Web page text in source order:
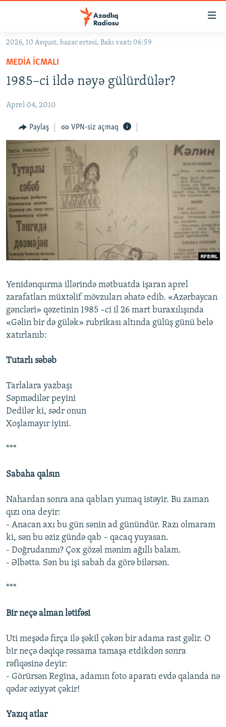
Əsas
qayıt
Əsas
qayıt
GÜNDƏM
#ƏSLINDƏ
FƏRQƏ BAX
QANUNI DOĞRU
ARAŞDIRMA
MULTIMEDIA
VIDEO
FOTOQALEREYA
İNFOQRAFIKA
KARIKATURA
RADIO ARXIV
OXU ZALI
AZƏRBAYCAN ƏDƏBIYYATI KITABXANASI
İSLAM VƏ DEMOKRATIYA
HAQQIMIZDA
MISSIYAMIZ
PEŞƏ ETIKASI VƏ JURNALISTIKA STANDARTLARIMIZ
AZADLIQRADIOSU MOBIL TELEFONUNUZDA
BIZIMLƏ ƏLAQƏ
XƏBƏR BÜLLETENLƏRIMIZ
BIZI IZLƏ
RFE/RL-in bütün saytları
2026, 10 Avqust, bazar ertəsi, Bakı vaxtı 06:59
MEDIA ICMALI
1985–ci ildə nəyə gülürdülər?
Aprel 04, 2010
Paylaş VPN-siz açmaq
Yenidənqurma illərində mətbuatda işaran aprel
zarafatları müxtəlif mövzuları əhatə edib. «Azərbaycan
gəncləri» qəzetinin 1985 –ci il 26 mart buraxılışında
«Gəlin bir də gülək» rubrikası altında gülüş günü belə
xatırlanıb:
Tutarlı səbəb
Tarlalara yazbaşı
Səpmədilər peyini
Dedilər ki, sədr onun
Xoşlamayır iyini.
***
Sabaha qalsın
Nahardan sonra ana qabları yumaq istəyir. Bu zaman
qızı ona deyir:
- Anacan axı bu gün sənin ad günündür. Razı olmaram
ki, sən bu əziz gündə qab – qacaq yuyasan.
- Doğrudanmı? Çox gözəl mənim ağıllı balam.
- Əlbəttə. Sən bu işi sabah da görə bilərsən.
***
Bir neçə alman lətifəsi
Uti meşədə fırça ilə şəkil çəkən bir adama rast gəlir. O
bir neçə dəqiqə rəssama tamaşa etdikdən sonra
rəfiqəsinə deyir:
- Görürsən Regina, adamın foto aparatı evdə qalanda nə
qədər əziyyət çəkir!
Yazıq atlar